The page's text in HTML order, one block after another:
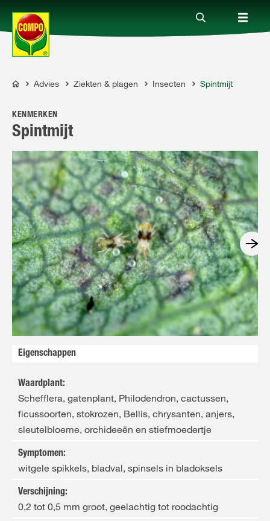
Producten
Advies
Thema's
Tot je dienst
Onderneming
NL FR
COMPO
Advies Ziekten & plagen Insecten Spintmijt
KENMERKEN
Spintmijt
Eigenschappen
Waardplant:
Schefflera, gatenplant, Philodendron, cactussen,
ficussoorten, stokrozen, Bellis, chrysanten, anjers,
sleutelbloeme, orchideeën en stiefmoedertje
Symptomen:
witgele spikkels, bladval, spinsels in bladoksels
Verschijning:
0,2 tot 0,5 mm groot, geelachtig tot roodachtig